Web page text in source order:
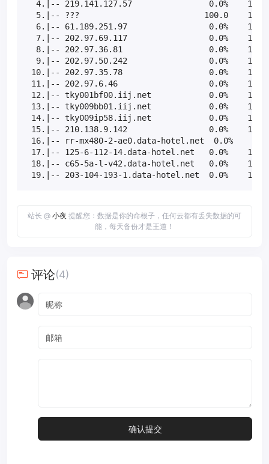
4.|-- 219.141.127.57                0.0%    10
5.|-- ???                          100.0    10
6.|-- 61.189.251.97                 0.0%    10
7.|-- 202.97.69.117                 0.0%    10
8.|-- 202.97.36.81                  0.0%    10
9.|-- 202.97.50.242                 0.0%    10
10.|-- 202.97.35.78                  0.0%    10
11.|-- 202.97.6.46                   0.0%    10
12.|-- tky001bf00.iij.net            0.0%    10
13.|-- tky009bb01.iij.net            0.0%    10
14.|-- tky009ip58.iij.net            0.0%    10
15.|-- 210.138.9.142                 0.0%    10
16.|-- rr-mx480-2-ae0.data-hotel.net  0.0%
17.|-- 125-6-112-14.data-hotel.net   0.0%    10
18.|-- c65-5a-l-v42.data-hotel.net   0.0%    10
19.|-- 203-104-193-1.data-hotel.net  0.0%    10
站长 @ 小夜 提醒您：数据是你的命根子，任何云都有丢失数据的可
能，每天备份才是王道！
评论(4)